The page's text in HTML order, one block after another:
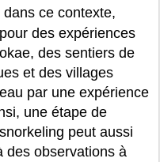
dans ce contexte,
des expériences
des sentiers de
et des villages
par une expérience
une étape de
peut aussi
des observations à